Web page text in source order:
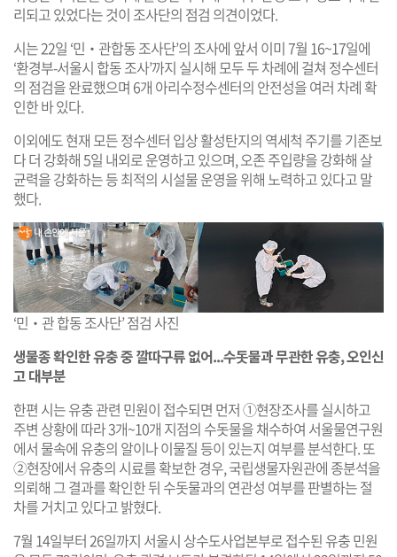
리되고 있었다는 것이 조사단의 점검 의견이었다.
시는 22일 ‘민‧관합동 조사단’의 조사에 앞서 이미 7월 16~17일에
‘환경부-서울시 합동 조사’까지 실시해 모두 두 차례에 걸쳐 정수센터
의 점검을 완료했으며 6개 아리수정수센터의 안전성을 여러 차례 확
인한 바 있다.
이외에도 현재 모든 정수센터 입상 활성탄지의 역세척 주기를 기존보
다 더 강화해 5일 내외로 운영하고 있으며, 오존 주입량을 강화해 살
균력을 강화하는 등 최적의 시설물 운영을 위해 노력하고 있다고 말
했다.
‘민‧관 합동 조사단’ 점검 사진
생물종 확인한 유충 중 깔따구류 없어...수돗물과 무관한 유충, 오인신
고 대부분
한편 시는 유충 관련 민원이 접수되면 먼저 ①현장조사를 실시하고
주변 상황에 따라 3개~10개 지점의 수돗물을 채수하여 서울물연구원
에서 물속에 유충의 알이나 이물질 등이 있는지 여부를 분석한다. 또
②현장에서 유충의 시료를 확보한 경우, 국립생물자원관에 종분석을
의뢰해 그 결과를 확인한 뒤 수돗물과의 연관성 여부를 판별하는 절
차를 거치고 있다고 밝혔다.
7월 14일부터 26일까지 서울시 상수도사업본부로 접수된 유충 민원